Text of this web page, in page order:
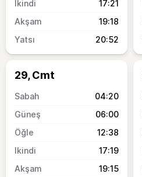
17:21
19:18
20:52
29, Cmt
04:20
06:00
12:38
17:19
19:15